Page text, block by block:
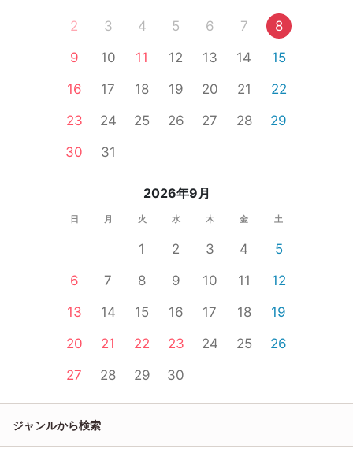
2
3 4 5 6 7
8
9
10 11 12 13 14
15
16
17 18 19 20 21
22
23
24 25 26 27 28
29
30
31
2026年9月
日 月 火 水 木 金 土
1 2 3 4
5
6
7 8 9 10 11
12
13
14 15 16 17 18
19
20
21 22 23 24 25
26
27
28 29 30
ジャンルから検索